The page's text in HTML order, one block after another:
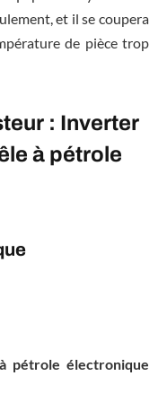
et il se coupera
de pièce trop
: Inverter
à pétrole
pétrole électronique